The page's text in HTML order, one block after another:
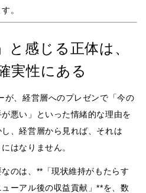
。
と感じる正体は、
実性にある
が、経営層へのプレゼンで「今の
悪い」といった情緒的な理由を
、経営層から見れば、それは
はなりません。
のは、**「現状維持がもたらす
ューアル後の収益貢献」**を、数